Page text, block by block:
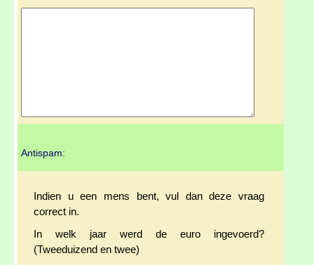
Antispam:
Indien u een mens bent, vul dan deze vraag
correct in.
In welk jaar werd de euro ingevoerd?
(Tweeduizend en twee)